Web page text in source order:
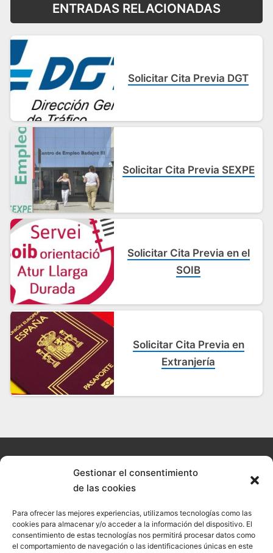
Gestionar el consentimiento
de las cookies
Para ofrecer las mejores experiencias, utilizamos tecnologías como las
cookies para almacenar y/o acceder a la información del dispositivo. El
consentimiento de estas tecnologías nos permitirá procesar datos como
el comportamiento de navegación o las identificaciones únicas en este
ENTRADAS RELACIONADAS
Solicitar Cita Previa DGT
Solicitar Cita Previa SEXPE
Solicitar Cita Previa en el
SOIB
Solicitar Cita Previa en
Extranjería
Política de cookies
Política de privacidad